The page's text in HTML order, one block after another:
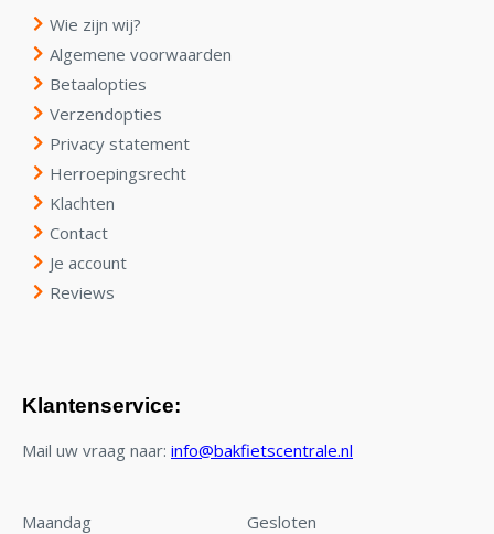
Wie zijn wij?
Algemene voorwaarden
Betaalopties
Verzendopties
Privacy statement
Herroepingsrecht
Klachten
Contact
Je account
Reviews
Klantenservice:
Mail uw vraag naar: info@bakfietscentrale.nl
Maandag
Gesloten